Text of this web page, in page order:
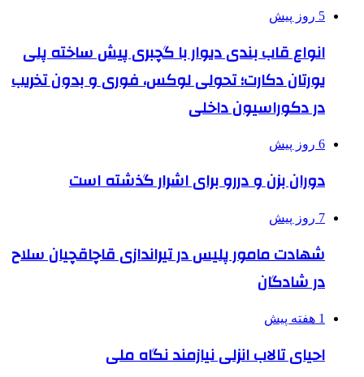
5 روز پیش
انواع قاب بندی دیوار با گچبری پیش ساخته پلی
یورتان دکارت؛ تحولی لوکس، فوری و بدون تخریب
در دکوراسیون داخلی
6 روز پیش
دوران بزن و دررو برای اشرار گذشته است
7 روز پیش
شهادت مامور پلیس در تیراندازی قاچاقچیان سلاح
در شادگان
1 هفته پیش
احیای تالاب انزلی نیازمند نگاه ملی